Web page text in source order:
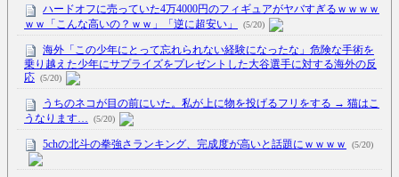
ハードオフに売っていた4万4000円のフィギュアがヤバすぎるｗｗｗｗ
ｗｗ「こんな高いの？ｗｗ」「逆に超安い」
(5/20)
海外「この少年にとって忘れられない経験になったな」危険な手術を
乗り越えた少年にサプライズをプレゼントした大谷選手に対する海外の反
応 (5/20)
うちのネコが目の前にいた。私が上に物を投げるフリをする → 猫はこ
うなります…
(5/20)
5chの北斗の拳強さランキング、完成度が高いと話題にｗｗｗｗ (5/20)